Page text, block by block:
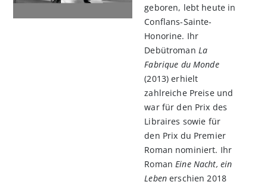
geboren, lebt heute in
Conflans-Sainte-
Honorine. Ihr
Debütroman La
Fabrique du Monde
(2013) erhielt
zahlreiche Preise und
war für den Prix des
Libraires sowie für
den Prix du Premier
Roman nominiert. Ihr
RomanEine Nacht, ein
Lebenerschien 2018